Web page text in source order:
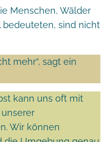
Menschen, Wälder
bedeuteten, sind nicht
mehr“, sagt ein
kann uns oft mit
Wir können